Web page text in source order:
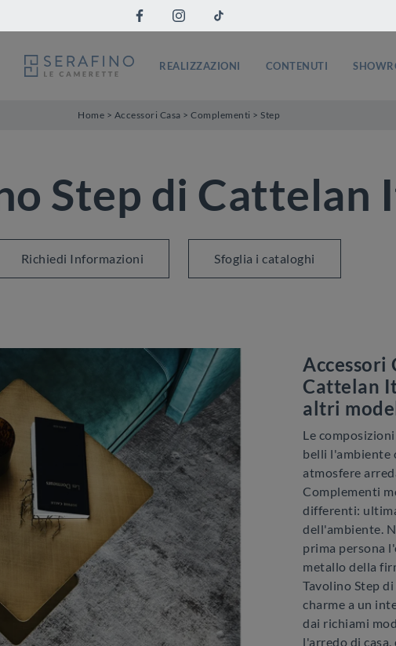
REALIZZAZIONI CONTENUTI
Home > Accessori Casa > Complementi > Step
Step di Cattelan
Richiedi Informazioni Sfoglia i cataloghi
Accessori
Cattelan
altri
Le
belli l'ambiente
atmosfere
Complementi
differenti:
dell'ambiente.
prima persona
metallo della
Tavolino Step
charme a un
dai richiami
l'arredo di